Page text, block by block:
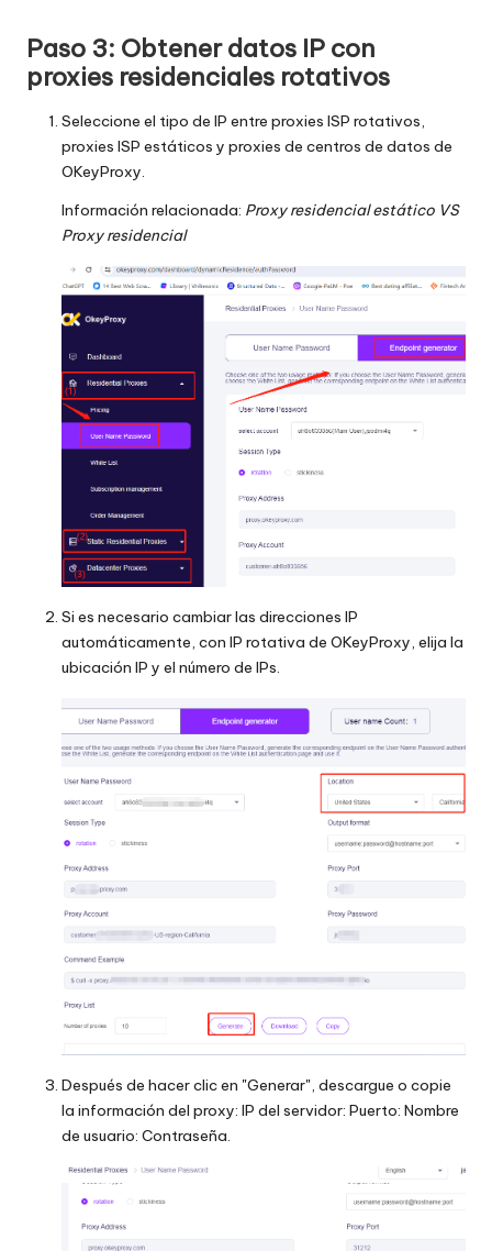
Paso 3: Obtener datos IP con
proxies residenciales rotativos
Seleccione el tipo de IP entre proxies ISP rotativos,
proxies ISP estáticos y proxies de centros de datos de
OKeyProxy.
Información relacionada: Proxy residencial estático VS
Proxy residencial
Si es necesario cambiar las direcciones IP
automáticamente, con IP rotativa de OKeyProxy, elija la
ubicación IP y el número de IPs.
Después de hacer clic en "Generar", descargue o copie
la información del proxy: IP del servidor: Puerto: Nombre
de usuario: Contraseña.